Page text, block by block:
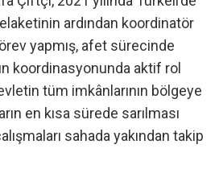
ardından koordinatör
yapmış, afet sürecinde
koordinasyonunda aktif rol
tüm imkânlarının bölgeye
en kısa sürede sarılması
sahada yakından takip